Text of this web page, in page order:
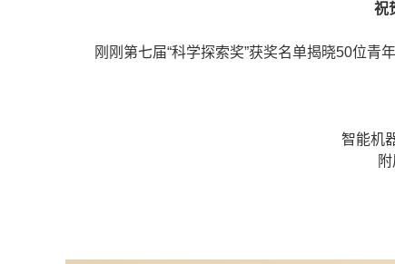
祝贺
刚刚第七届“科学探索奖”获奖名单揭晓50位青
智能机